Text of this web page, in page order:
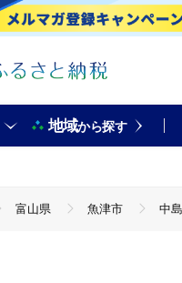
地域から探す
富山県 魚津市 中